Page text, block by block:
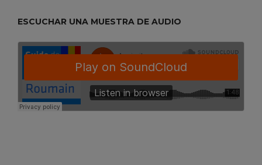
ESCUCHAR UNA MUESTRA DE AUDIO